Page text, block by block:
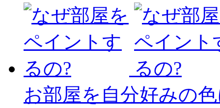
お部屋を自分好みの